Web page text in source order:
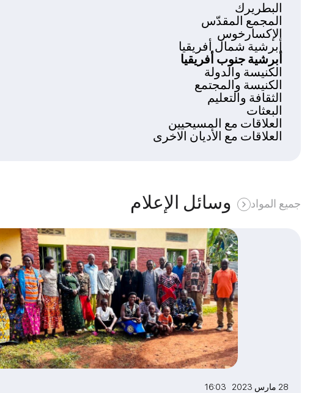
البطريرك
المجمع المقدّس
الإكسارخوس
أبرشية شمال أفريقيا
أبرشية جنوب أفريقيا
الكنيسة والدولة
الكنيسة والمجتمع
الثقافة والتعليم
البعثات
العلاقات مع المسيحيين
العلاقات مع الأديان الاخرى
وسائل الإعلام جميع المواد
28 مارس 2023 16:03